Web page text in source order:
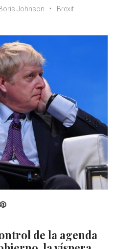
Boris Johnson
Brexit
Pinterest
de la agenda